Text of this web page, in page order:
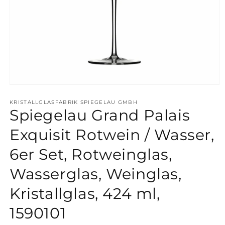
in
Modal
öffnen
KRISTALLGLASFABRIK SPIEGELAU GMBH
Spiegelau Grand Palais
Exquisit Rotwein / Wasser,
6er Set, Rotweinglas,
Wasserglas, Weinglas,
Kristallglas, 424 ml,
1590101